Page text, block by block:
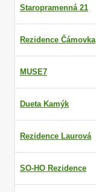
Staropramenná 21
Rezidence Čámovka
MUSE7
Dueta Kamýk
Rezidence Laurová
SO-HO Rezidence